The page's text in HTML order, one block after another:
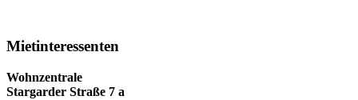
Mietinteressenten
Wohnzentrale
Stargarder Straße 7 a